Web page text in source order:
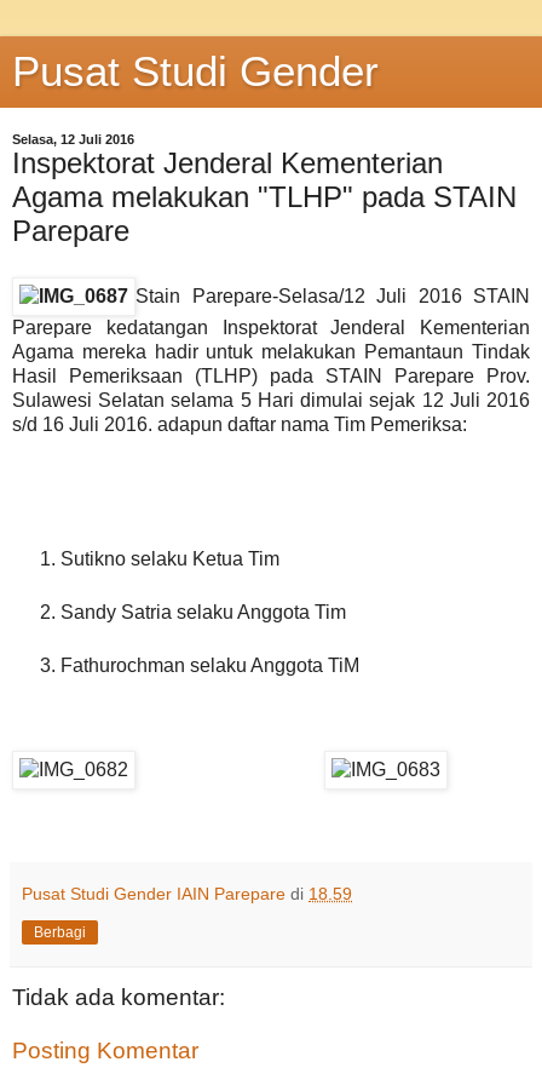
Pusat Studi Gender
Selasa, 12 Juli 2016
Inspektorat Jenderal Kementerian
Agama melakukan "TLHP" pada STAIN
Parepare
Stain Parepare-Selasa/12 Juli 2016 STAIN
Parepare kedatangan Inspektorat Jenderal Kementerian
Agama mereka hadir untuk melakukan Pemantaun Tindak
Hasil Pemeriksaan (TLHP) pada STAIN Parepare Prov.
Sulawesi Selatan selama 5 Hari dimulai sejak 12 Juli 2016
s/d 16 Juli 2016. adapun daftar nama Tim Pemeriksa:
Sutikno selaku Ketua Tim
Sandy Satria selaku Anggota Tim
Fathurochman selaku Anggota TiM
Pusat Studi Gender IAIN Parepare di 18.59
Berbagi
Tidak ada komentar:
Posting Komentar